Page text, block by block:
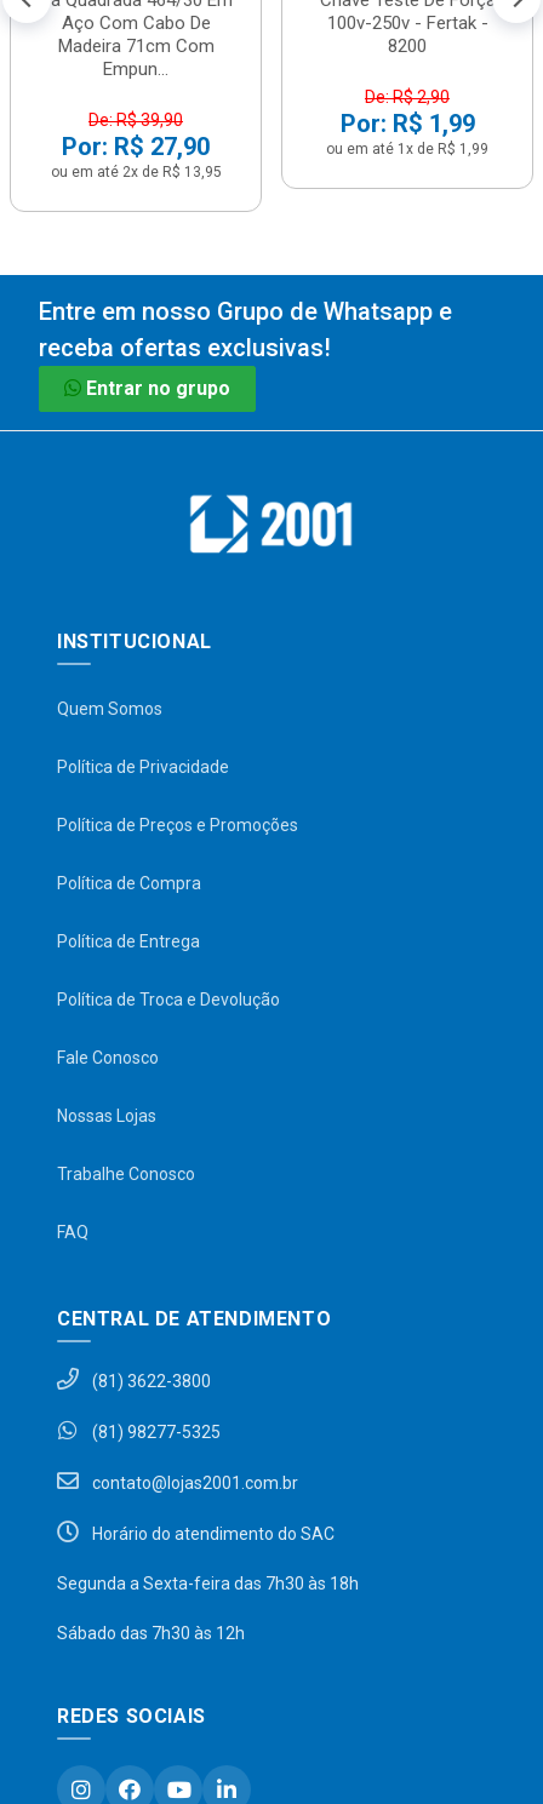
Aço Com Cabo De
Madeira 71cm Com
Empun...
De: R$ 39,90
Por: R$ 27,90
ou em até 2x de R$ 13,95
100v-250v - Fertak -
8200
De: R$ 2,90
Por: R$ 1,99
ou em até 1x de R$ 1,99
Entre em nosso Grupo de Whatsapp e
receba ofertas exclusivas!
Entrar no grupo
INSTITUCIONAL
Quem Somos
Política de Privacidade
Política de Preços e Promoções
Política de Compra
Política de Entrega
Política de Troca e Devolução
Fale Conosco
Nossas Lojas
Trabalhe Conosco
FAQ
CENTRAL DE ATENDIMENTO
(81) 3622-3800
(81) 98277-5325
contato@lojas2001.com.br
Horário do atendimento do SAC
Segunda a Sexta-feira das 7h30 às 18h
Sábado das 7h30 às 12h
REDES SOCIAIS